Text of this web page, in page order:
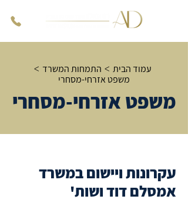
עמוד הבית > התמחות המשרד >
משפט אזרחי-מסחרי
משפט אזרחי-מסחרי
עקרונות ויישום במשרד
אמסלם דוד ושות'